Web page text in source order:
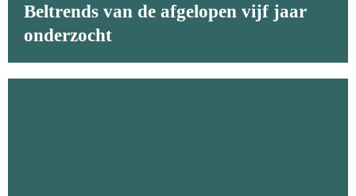
Beltrends van de afgelopen vijf jaar
onderzocht